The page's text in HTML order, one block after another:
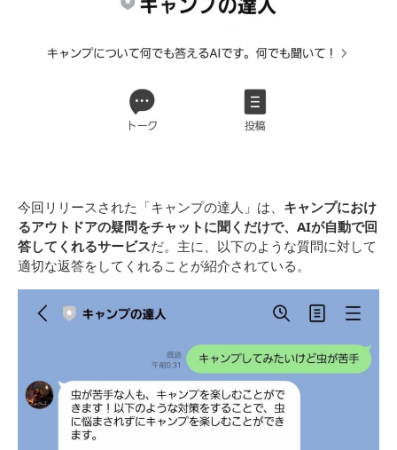
今回リリースされた「キャンプの達人」は、 キャンプにおけ
るアウトドアの疑問をチャットに聞くだけで、AIが自動で回
答してくれるサービスだ。主に、以下のような質問に対して
適切な返答をしてくれることが紹介されている。